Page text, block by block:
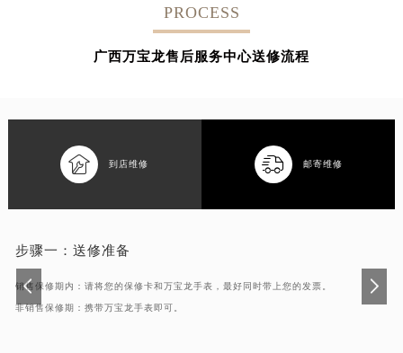
PROCESS
广西万宝龙售后服务中心送修流程
 到店维修  邮寄维修
步骤一： 送修准备
销售保修期内：请将您的保修卡和万宝龙手表，最好同时带上您的发票。
非销售保修期：携带万宝龙手表即可。